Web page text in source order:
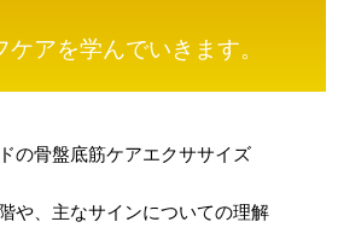
アを学んでいきます。
の骨盤底筋ケアエクササイズ
や、主なサインについての理解